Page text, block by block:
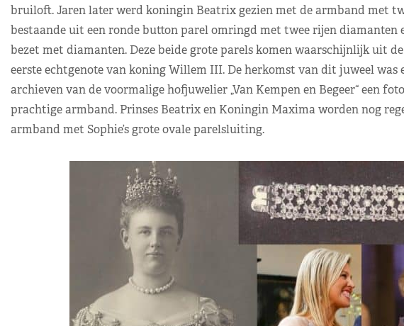
bruiloft. Jaren later werd koningin Beatrix gezien met de armband met
bestaande uit een ronde button parel omringd met twee rijen diamanten
bezet met diamanten. Deze beide grote parels komen waarschijnlijk uit
eerste echtgenote van koning Willem III. De herkomst van dit juweel
archieven van de voormalige hofjuwelier „Van Kempen en Begeer“ een
prachtige armband. Prinses Beatrix en Koningin Maxima worden nog
armband met Sophie’s grote ovale parelsluiting.